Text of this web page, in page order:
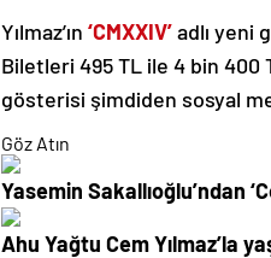
Yılmaz’ın ‘CMXXIV’adlı yeni
Biletleri 495 TL ile 4 bin 400
gösterisi şimdiden sosyal
Göz Atın
Yasemin Sakallıoğlu’ndan
Ahu Yağtu Cem Yılmaz’la